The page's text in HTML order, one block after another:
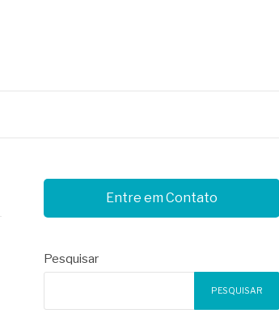
Entre em Contato
Pesquisar
PESQUISAR